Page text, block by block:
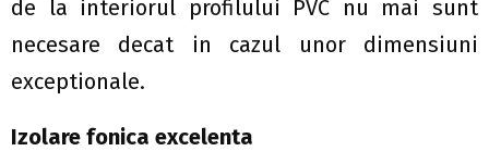
de la interiorul profilului PVC nu mai sunt
necesare decat in cazul unor dimensiuni
exceptionale.
Izolare fonica excelenta